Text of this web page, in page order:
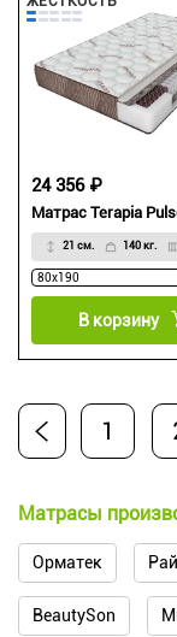
Матрас Terapia
21 см. 140 кг.
24 356 ₽
В корзину
1
Матрасы
Орматек
BeautySon